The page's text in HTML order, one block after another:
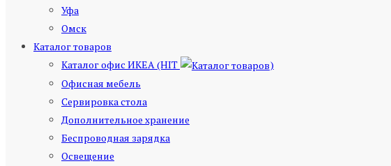
Уфа
Омск
Каталог товаров
Каталог офис ИКЕА (HIT
)
Офисная мебель
Сервировка стола
Дополнительное хранение
Беспроводная зарядка
Освещение